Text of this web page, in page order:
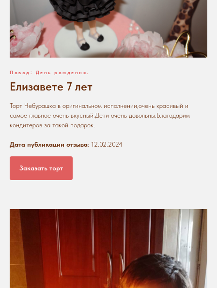
Повод: День рождения.
Елизавете 7 лет
Торт Чебурашка в оригинальном исполнении,очень красивый и
самое главное очень вкусный.Дети очень довольны.Благодарим
кондитеров за такой подарок.
Дата публикации отзыва: 12.02.2024
Заказать торт